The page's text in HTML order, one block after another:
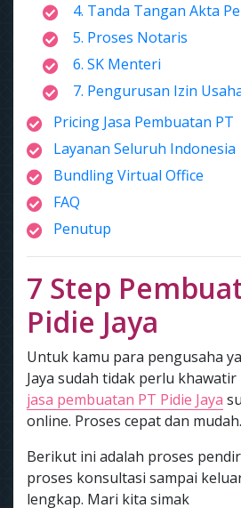
4. Tanda Tangan Akta
5. Proses Notaris
6. SK Menteri
7. Pengurusan Izin
Pricing Jasa Pembuatan PT
Layanan Seluruh Indonesia
Bundling Virtual Office
FAQ
Penutup
7 Step
Pidie Jaya
Untuk kamu para pengusaha
Jaya sudah tidak perlu
jasa pembuatan PT Pidie Jaya
online. Proses cepat dan mudah.
Berikut ini adalah proses
proses konsultasi sampai
lengkap. Mari kita simak